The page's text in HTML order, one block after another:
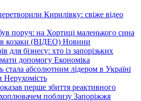
Кирилівку: свіже відео
поруч: на Хортиці маленького сина
в козаки (ВІДЕО) Новини
для бізнесу: хто із запорізьких
допомогу Економіка
стала абсолютним лідером в Україні
Нерухомість
перше збиття реактивного
поблизу Запоріжжя